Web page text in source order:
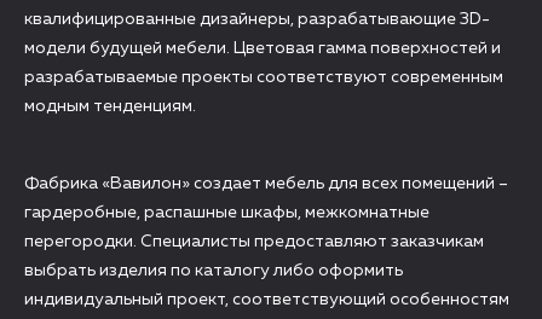
квалифицированные дизайнеры, разрабатывающие 3D-
модели будущей мебели. Цветовая гамма поверхностей и
разрабатываемые проекты соответствуют современным
модным тенденциям.
Фабрика «Вавилон» создает мебель для всех помещений –
гардеробные, распашные шкафы, межкомнатные
перегородки. Специалисты предоставляют заказчикам
выбрать изделия по каталогу либо оформить
индивидуальный проект, соответствующий особенностям